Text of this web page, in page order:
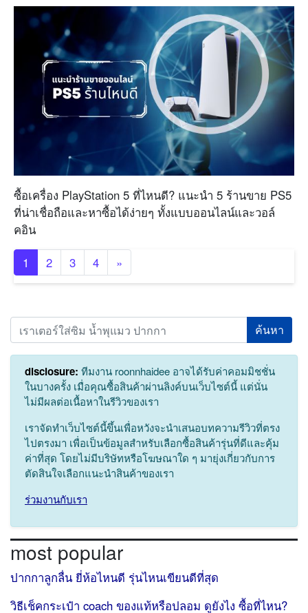
ซื้อเครื่อง PlayStation 5 ที่ไหนดี? แนะนำ 5 ร้านขาย PS5
ที่น่าเชื่อถือและหาซื้อได้ง่ายๆ ทั้งแบบออนไลน์และวอล์
คอิน
1
2 3 4 »
Search
disclosure: ทีมงาน roonnhaidee อาจได้รับค่าคอมมิชชั่น
ในบางครั้ง เมื่อคุณซื้อสินค้าผ่านลิงค์บนเว็บไซต์นี้ แต่นั่น
ไม่มีผลต่อเนื้อหาในรีวิวของเรา
เราจัดทำเว็บไซต์นี้ขึ้นเพื่อหวังจะนำเสนอบทความรีวิวที่ตรง
ไปตรงมา เพื่อเป็นข้อมูลสำหรับเลือกซื้อสินค้ารุ่นที่ดีและคุ้ม
ค่าที่สุด โดยไม่มีบริษัทหรือโฆษณาใด ๆ มายุ่งเกี่ยวกับการ
ตัดสินใจเลือกแนะนำสินค้าของเรา
ร่วมงานกับเรา
most popular
ปากกาลูกลื่น ยี่ห้อไหนดี รุ่นไหนเขียนดีที่สุด
วิธีเช็คกระเป๋า coach ของแท้หรือปลอม ดูยังไง ซื้อที่ไหน?